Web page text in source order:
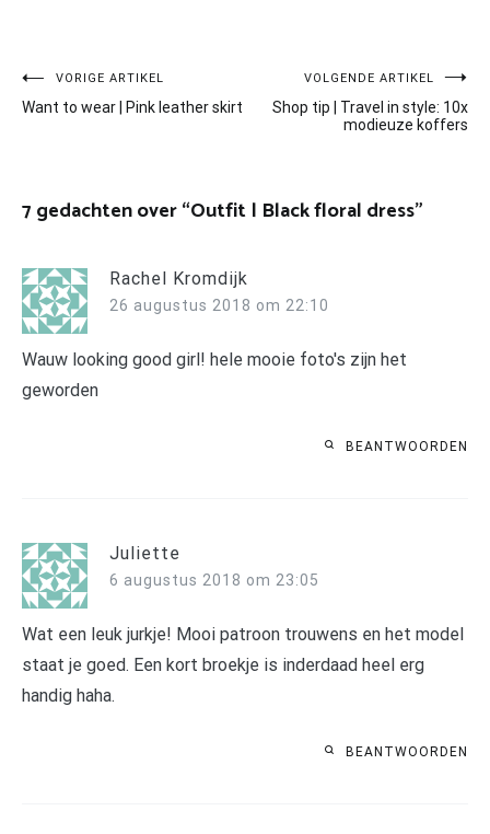
Bericht
navigatie
VORIGE ARTIKEL
Want to wear | Pink leather skirt
VOLGENDE ARTIKEL
Shop tip | Travel in style: 10x
modieuze koffers
7 gedachten over “Outfit | Black floral dress”
Rachel Kromdijk
26 augustus 2018 om 22:10
Wauw looking good girl! hele mooie foto's zijn het
geworden
BEANTWOORDEN
Juliette
6 augustus 2018 om 23:05
Wat een leuk jurkje! Mooi patroon trouwens en het model
staat je goed. Een kort broekje is inderdaad heel erg
handig haha.
BEANTWOORDEN